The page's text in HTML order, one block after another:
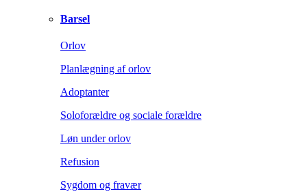
Barsel
Orlov
Planlægning af orlov
Adoptanter
Soloforældre og sociale forældre
Løn under orlov
Refusion
Sygdom og fravær